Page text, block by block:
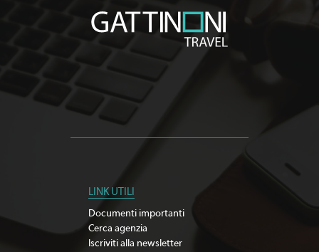
LINK UTILI
Documenti importanti
Cerca agenzia
Iscriviti alla newsletter